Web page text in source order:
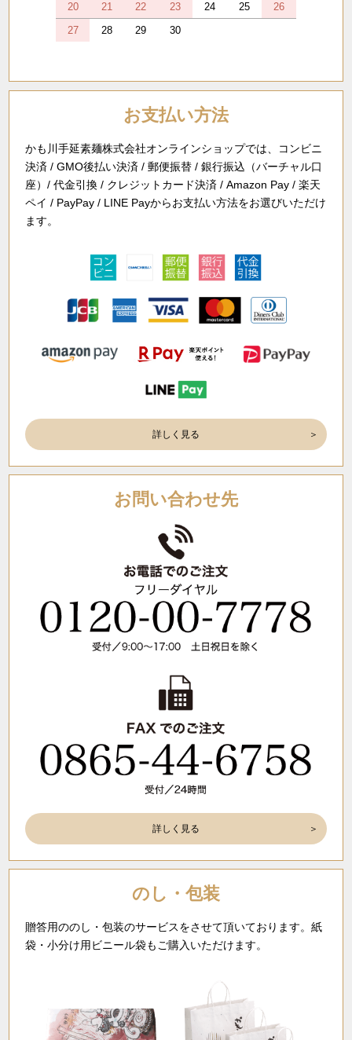
20
21 22 23 24 25
26
27
28 29 30
お支払い方法
かも川手延素麺株式会社オンラインショップでは、コンビニ
決済 / GMO後払い決済 / 郵便振替 / 銀行振込（バーチャル口
座）/ 代金引換 / クレジットカード決済 / Amazon Pay / 楽天
ペイ / PayPay / LINE Payからお支払い方法をお選びいただけ
ます。
詳しく見る
お問い合わせ先
詳しく見る
のし・包装
贈答用ののし・包装のサービスをさせて頂いております。紙
袋・小分け用ビニール袋もご購入いただけます。